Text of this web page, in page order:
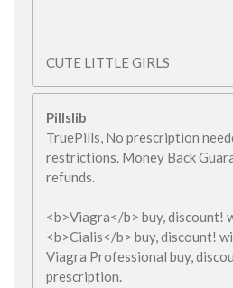
CUTE LITTLE GIRLS
Pillslib
TruePills, No prescription
restrictions. Money Back
refunds.
<b>Viagra</b> buy, discount!
<b>Cialis</b> buy, discount!
Viagra Professional buy,
prescription.